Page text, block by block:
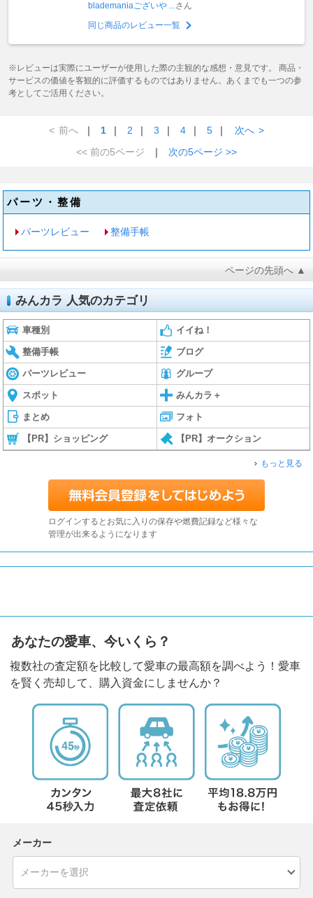
blademaniaございや ...さん
同じ商品のレビュー一覧
※レビューは実際にユーザーが使用した際の主観的な感想・意見です。 商品・
サービスの価値を客観的に評価するものではありません。あくまでも一つの参
考としてご活用ください。
< 前へ ｜ 1 ｜ 2 ｜ 3 ｜ 4 ｜ 5 ｜ 次へ >
<< 前の5ページ
｜ 次の5ページ >>
パーツ・整備
パーツレビュー 整備手帳
ページの先頭へ ▲
みんカラ 人気のカテゴリ
車種別 イイね！
整備手帳 ブログ
パーツレビュー グループ
スポット みんカラ＋
まとめ フォト
【PR】ショッピング 【PR】オークション
もっと見る
ログインするとお気に入りの保存や燃費記録など様々な
管理が出来るようになります
あなたの愛車、今いくら？
複数社の査定額を比較して愛車の最高額を調べよう！愛車
を賢く売却して、購入資金にしませんか？
メーカー